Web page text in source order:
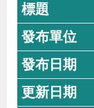
料
開
放
宣
告